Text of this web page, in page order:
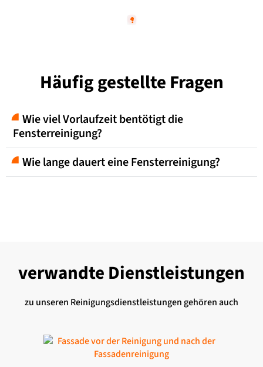
Häufig gestellte Fragen
Wie viel Vorlaufzeit bentötigt die
Fensterreinigung?
Wie lange dauert eine Fensterreinigung?
verwandte Dienstleistungen
zu unseren Reinigungsdienstleistungen gehören auch